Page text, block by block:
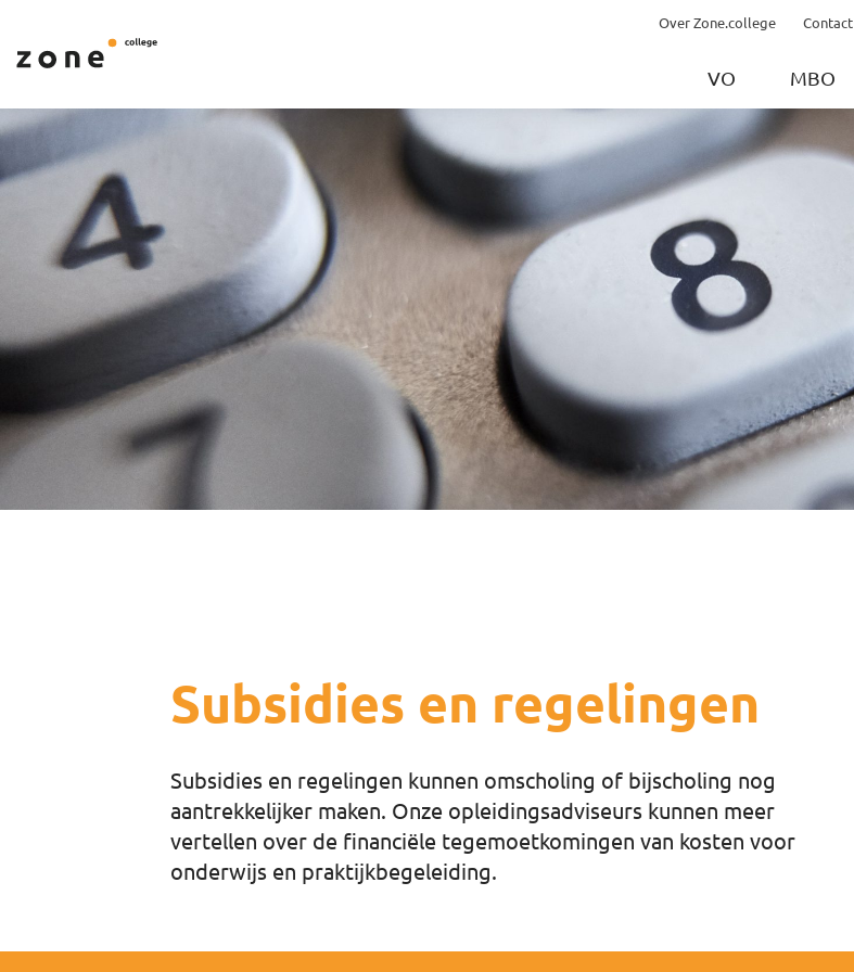
Over Zone.college Contact
VO MBO
Subsidies en regelingen
Subsidies en regelingen kunnen omscholing of bijscholing nog
aantrekkelijker maken. Onze opleidingsadviseurs kunnen meer
vertellen over de financiële tegemoetkomingen van kosten voor
onderwijs en praktijkbegeleiding.